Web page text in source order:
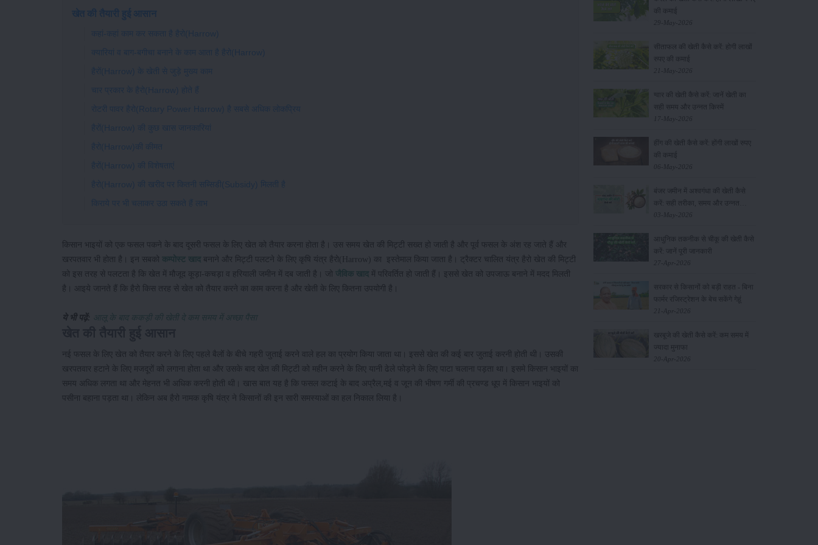
खेत की तैयारी हुई आसान
कहां-कहां काम कर सकता है हैरो(Harrow)
क्यारियां व बाग-बगीचा बनाने के काम आता है हैरो(Harrow)
हैरों(Harrow) के खेती से जुड़े मुख्य काम
चार प्रकार के हैरो(Harrow) होते हैं
रोटरी पावर हैरो(Rotary Power Harrow) है सबसे अधिक लोकप्रिय
हैरों(Harrow) की कुछ खास जानकारियां
हैरो(Harrow)की कीमत
हैरों(Harrow) की विशेषताएं
हैरो(Harrow) की खरीद पर कितनी सब्सिडी(Subsidy) मिलती है
किराये पर भी चलाकर उठा सकते हैं लाभ
किसान भाइयों को एक फसल पकने के बाद दूसरी फसल के लिए खेत को तैयार करना होता है। उस समय खेत की मिट्टी सख्त हो जाती है और पूर्व फसल के अंश रह जाते हैं और
खरपतवार भी होता है। इन सबको कम्पोस्ट खाद बनाने और मिट्टी पलटने के लिए कृषि यंत्र हैरो(Harrow) का इस्तेमाल किया जाता है। ट्रैक्टर चालित यंत्र हैरो खेत की मिट्टी
को इस तरह से पलटता है कि खेत में मौजूद कूड़ा-कचड़ा व हरियाली जमीन में दब जाती है। जो जैविक खाद में परिवर्तित हो जाती हैं। इससे खेत को उपजाऊ बनाने में मदद मिलती
है। आइये जानते हैं कि हैरो किस तरह से खेत को तैयार करने का काम करना है और खेती के लिए कितना उपयोगी है।
ये भी पढ़ें: आलू के बाद ककड़ी की खेती दे कम समय में अच्छा पैसा
नई फसल के लिए खेत को तैयार करने के लिए पहले बैलों के बीचे गहरी जुताई करने वाले हल का प्रयोग किया जाता था। इससे खेत की कई बार जुताई करनी होती थी। उसकी
खरपतवार हटाने के लिए मजदूरों को लगाना होता था और उसके बाद खेत की मिट्टी को महीन करने के लिए यानी ढेले फोड़ने के लिए पाटा चलाना पड़ता था। इसमे किसान भाइयों का
समय अधिक लगता था और मेहनत भी अधिक करनी होती थी। खास बात यह है कि फसल कटाई के बाद अप्रैल,मई व जून की भीषण गर्मी की प्रचण्ड धूप में किसान भाइयों को
पसीना बहाना पड़ता था। लेकिन अब हैरो नामक कृषि यंत्र ने किसानों की इन सारी समस्याओं का हल निकाल लिया है।
की कमाई
29-May-2026
सीताफल की खेती कैसे करें: होगी लाखों
रुपए की कमाई
21-May-2026
ग्वार की खेती कैसे करें: जानें खेती का
सही समय और उन्नत किस्में
17-May-2026
हींग की खेती कैसे करें: होंगी लाखों रुपए
की कमाई
06-May-2026
बंजर जमीन में अश्वगंधा की खेती कैसे
करें: सही तरीका, समय और उन्नत
तकनीकें
03-May-2026
आधुनिक तकनीक से चीकू की खेती कैसे
करें: जानें पूरी जानकारी
27-Apr-2026
सरकार से किसानों को बड़ी राहत - बिना
फार्मर रजिस्ट्रेशन के बेच सकेंगे गेहूं
21-Apr-2026
खरबूजे की खेती कैसे करें: कम समय में
ज्यादा मुनाफा
20-Apr-2026